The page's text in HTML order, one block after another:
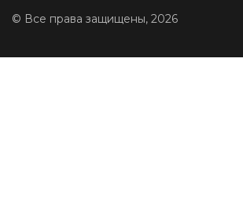
© Все права защищены, 2026